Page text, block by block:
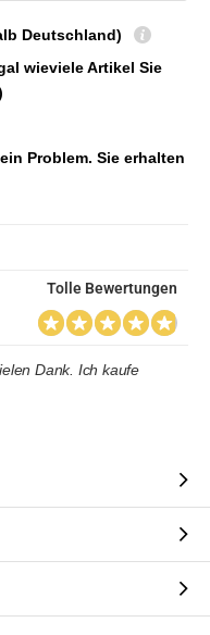
Deutschland)
wieviele Artikel Sie
Problem. Sie erhalten
Tolle Bewertungen
Dank. Ich kaufe